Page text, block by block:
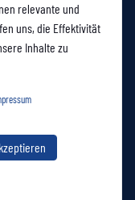
relevante und
uns, die Effektivität
Inhalte zu